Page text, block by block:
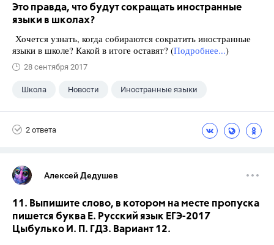
Это правда, что будут сокращать иностранные
языки в школах?
Хочется узнать, когда собираются сократить иностранные
языки в школе? Какой в итоге оставят? (Подробнее...)
28 сентября 2017
Школа Новости Иностранные языки
2 ответа
Алексей Дедушев
11. Выпишите слово, в котором на месте пропуска
пишется буква Е. Русский язык ЕГЭ-2017
Цыбулько И. П. ГДЗ. Вариант 12.